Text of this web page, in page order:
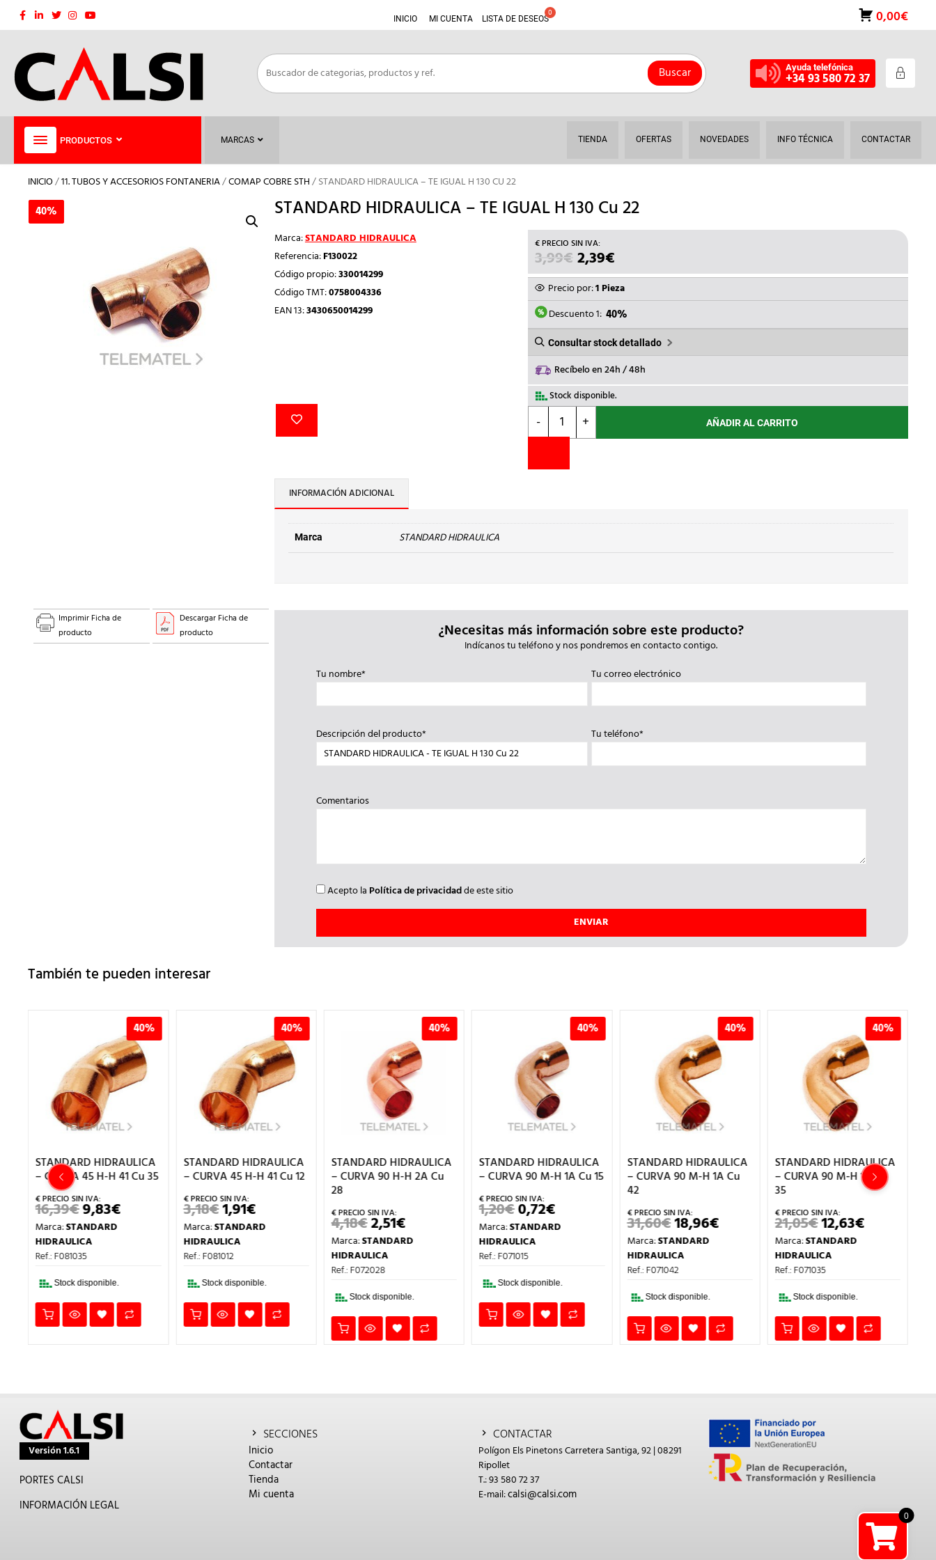
Saltar
INICIO MI CUENTA LISTA DE DESEOS 0,00€
Buscar Ayuda telefónica
+34 93 580 72 37
PRODUCTOS MARCAS TIENDA OFERTAS NOVEDADES INFO TÉCNICA CONTACTAR
INICIO/11. TUBOS Y ACCESORIOS FONTANERIA/COMAP COBRE STH/ STANDARD HIDRAULICA – TE IGUAL H 130 CU 22
40% STANDARD HIDRAULICA – TE IGUAL H 130 Cu 22
Marca:STANDARD HIDRAULICA
Referencia:F130022
Código propio:330014299
Código TMT:0758004336
EAN 13:3430650014299
3,99€ EL
PRECIO
ORIGINAL
ERA:
3,99€.
2,39€EL
PRECIO
ACTUAL
ES:
2,39€.
Precio por:1 Pieza
Descuento 1: 40%
Consultar stock detallado
Recíbelo en 24h / 48h
Stock disponible.
-
STANDARD
HIDRAULICA
IGUAL
+ AÑADIR AL CARRITO
INFORMACIÓN ADICIONAL
Marca STANDARD HIDRAULICA
40%
Imprimir Ficha de
producto
Descargar Ficha de
producto
¿Necesitas más información sobre este producto?
Indícanos tu teléfono y nos pondremos en contacto contigo.
Tu nombre*
Tu correo electrónico
Descripción del producto* Tu teléfono*
Comentarios
Acepto la Política de privacidadde este sitio
También te pueden interesar
40%
STANDARD HIDRAULICA
– CURVA 45 H-H 41 Cu 35
16,39€EL
PRECIO
ORIGINAL
ERA:
16,39€.
9,83€EL
PRECIO
Marca:STANDARD
HIDRAULICA
Ref.: F081035
Stock disponible.
40%
STANDARD HIDRAULICA
– CURVA 45 H-H 41 Cu 12
3,18€EL
PRECIO
ORIGINAL
ERA:
3,18€.
1,91€EL
PRECIO
ACTUAL
Marca:STANDARD
HIDRAULICA
Ref.: F081012
Stock disponible.
40%
STANDARD HIDRAULICA
– CURVA 90 H-H 2A Cu
28
4,18€EL
PRECIO
ORIGINAL
ERA:
4,18€.
2,51€EL
PRECIO
ACTUAL
Marca:STANDARD
HIDRAULICA
Ref.: F072028
Stock disponible.
40%
STANDARD HIDRAULICA
– CURVA 90 M-H 1A Cu 15
1,20€EL
PRECIO
ORIGINAL
ERA:
1,20€.
0,72€EL
PRECIO
ACTUAL
Marca:STANDARD
HIDRAULICA
Ref.: F071015
Stock disponible.
40%
STANDARD HIDRAULICA
– CURVA 90 M-H 1A Cu
42
31,60€EL
PRECIO
ORIGINAL
ERA:
31,60€.
18,96€EL
PRECIO
Marca:STANDARD
HIDRAULICA
Ref.: F071042
Stock disponible.
40%
STANDARD HIDRAULICA
– CURVA 90 M-H 1A Cu
35
21,05€EL
PRECIO
ORIGINAL
ERA:
21,05€.
12,63€EL
PRECIO
Marca:STANDARD
HIDRAULICA
Ref.: F071035
Stock disponible.
Versión 1.6.1
PORTES CALSI
INFORMACIÓN LEGAL
SECCIONES
Inicio
Contactar
Tienda
Mi cuenta
CONTACTAR
Polígon Els Pinetons Carretera Santiga, 92 | 08291
Ripollet
T.: 93 580 72 37
E-mail:calsi@calsi.com
0